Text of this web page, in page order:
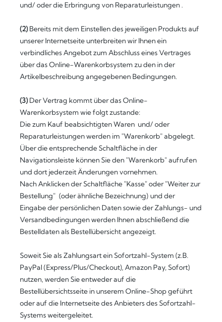
und/ oder die Erbringung von Reparaturleistungen .
(2)Bereits mit dem Einstellen des jeweiligen Produkts auf
unserer Internetseite unterbreiten wir Ihnen ein
verbindliches Angebot zum Abschluss eines Vertrages
über das Online-Warenkorbsystem zu den in der
Artikelbeschreibung angegebenen Bedingungen.
(3)Der Vertrag kommt über das Online-
Warenkorbsystem wie folgt zustande:
Die zum Kauf beabsichtigten Waren und/ oder
Reparaturleistungen werden im "Warenkorb" abgelegt.
Über die entsprechende Schaltfläche in der
Navigationsleiste können Sie den "Warenkorb" aufrufen
und dort jederzeit Änderungen vornehmen.
Nach Anklicken der Schaltfläche "Kasse" oder "Weiter zur
Bestellung" (oder ähnliche Bezeichnung) und der
Eingabe der persönlichen Daten sowie der Zahlungs- und
Versandbedingungen werden Ihnen abschließend die
Bestelldaten als Bestellübersicht angezeigt.
Soweit Sie als Zahlungsart ein Sofortzahl-System (z.B.
PayPal (Express/Plus/Checkout), Amazon Pay, Sofort)
nutzen, werden Sie entweder auf die
Bestellübersichtsseite in unserem Online-Shop geführt
oder auf die Internetseite des Anbieters des Sofortzahl-
Systems weitergeleitet.